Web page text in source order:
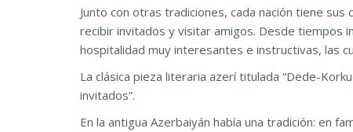
Junto con otras tradiciones, cada nación tiene
recibir invitados y visitar amigos. Desde tiempos
hospitalidad muy interesantes e instructivas, las
La clásica pieza literaria azerí titulada “Dede-
invitados”.
En la antigua Azerbaiyán había una tradición: en